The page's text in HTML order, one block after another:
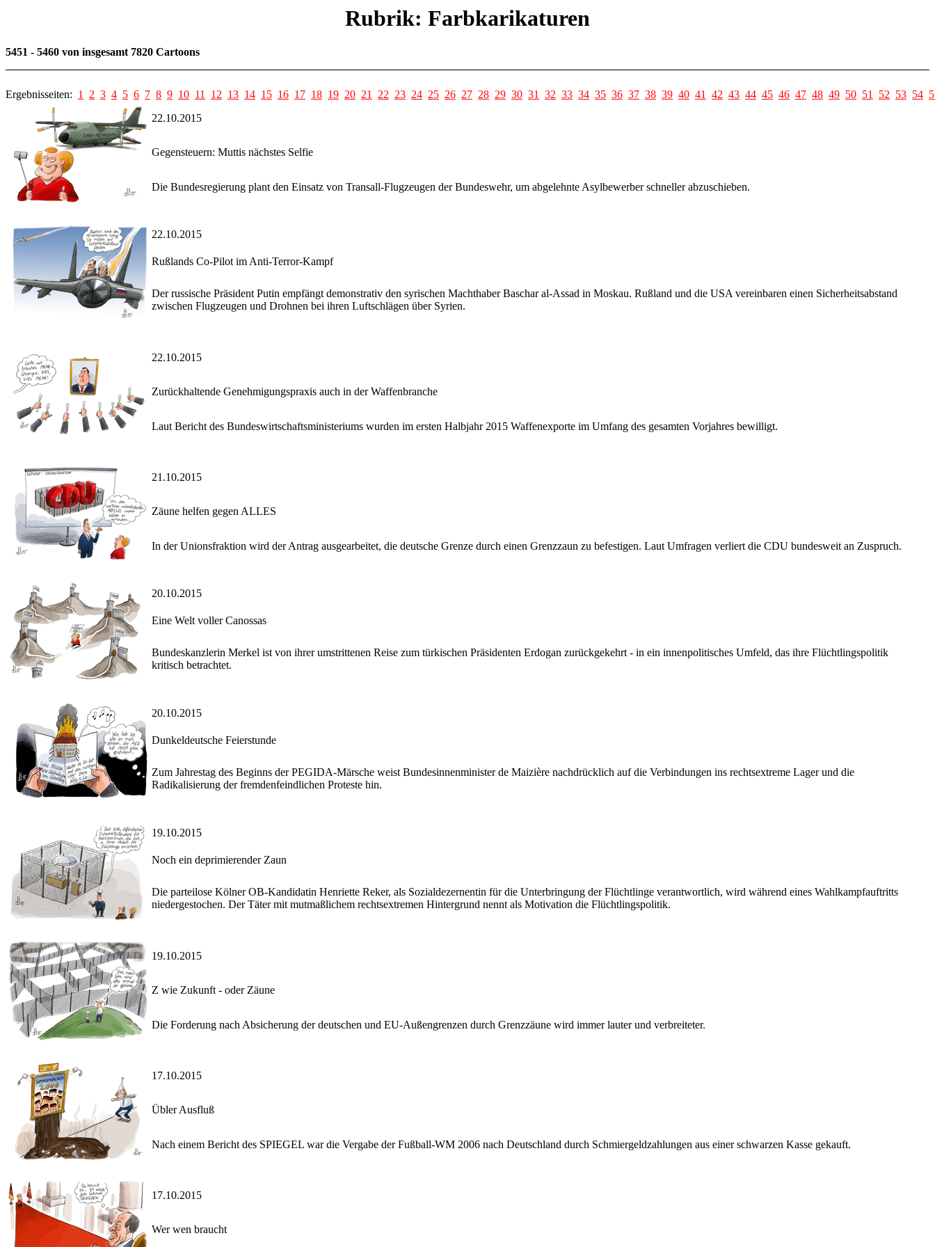
Rubrik: Farbkarikaturen
5451 - 5460 von insgesamt 7820 Cartoons
Ergebnisseiten: 1 2 3 4 5 6 7 8 9 10 11 12 13 14 15 16 17 18 19 20 21 22 23 24 25 26 27 28 29 30 31 32 33 34 35 36 37 38 39 40 41 42 43 44 45 46 47 48 49 50 51 52 53 54
22.10.2015
Gegensteuern: Muttis nächstes Selfie
Die Bundesregierung plant den Einsatz von Transall-Flugzeugen der Bundeswehr, um abgelehnte Asylbewerber schneller abzuschieben.
22.10.2015
Rußlands Co-Pilot im Anti-Terror-Kampf
Der russische Präsident Putin empfängt demonstrativ den syrischen Machthaber Baschar al-Assad in Moskau. Rußland und die USA vereinbaren einen Sicherheitsabstand
zwischen Flugzeugen und Drohnen bei ihren Luftschlägen über Syrien.
22.10.2015
Zurückhaltende Genehmigungspraxis auch in der Waffenbranche
Laut Bericht des Bundeswirtschaftsministeriums wurden im ersten Halbjahr 2015 Waffenexporte im Umfang des gesamten Vorjahres bewilligt.
21.10.2015
Zäune helfen gegen ALLES
In der Unionsfraktion wird der Antrag ausgearbeitet, die deutsche Grenze durch einen Grenzzaun zu befestigen. Laut Umfragen verliert die CDU bundesweit an Zuspruch.
20.10.2015
Eine Welt voller Canossas
Bundeskanzlerin Merkel ist von ihrer umstrittenen Reise zum türkischen Präsidenten Erdogan zurückgekehrt - in ein innenpolitisches Umfeld, das ihre Flüchtlingspolitik
kritisch betrachtet.
20.10.2015
Dunkeldeutsche Feierstunde
Zum Jahrestag des Beginns der PEGIDA-Märsche weist Bundesinnenminister de Maizière nachdrücklich auf die Verbindungen ins rechtsextreme Lager und die
Radikalisierung der fremdenfeindlichen Proteste hin.
19.10.2015
Noch ein deprimierender Zaun
Die parteilose Kölner OB-Kandidatin Henriette Reker, als Sozialdezernentin für die Unterbringung der Flüchtlinge verantwortlich, wird während eines Wahlkampfauftritts
niedergestochen. Der Täter mit mutmaßlichem rechtsextremen Hintergrund nennt als Motivation die Flüchtlingspolitik.
19.10.2015
Z wie Zukunft - oder Zäune
Die Forderung nach Absicherung der deutschen und EU-Außengrenzen durch Grenzzäune wird immer lauter und verbreiteter.
17.10.2015
Übler Ausfluß
Nach einem Bericht des SPIEGEL war die Vergabe der Fußball-WM 2006 nach Deutschland durch Schmiergeldzahlungen aus einer schwarzen Kasse gekauft.
17.10.2015
Wer wen braucht